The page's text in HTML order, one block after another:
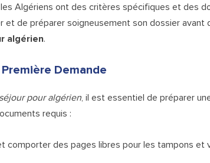
Algériens ont des critères spécifiques et des
et de préparer soigneusement son dossier avant
algérien.
Demande
pour algérien, il est essentiel de préparer
requis :
comporter des pages libres pour les tampons et